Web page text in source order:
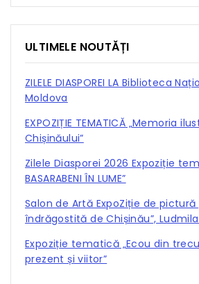
ULTIMELE NOUTĂȚI
ZILELE DIASPOREI LA Biblioteca
Moldova
EXPOZIȚIE TEMATICĂ „Memoria
Chișinăului”
Zilele Diasporei 2026 Expoziție
BASARABENI ÎN LUME”
Salon de Artă ExpoZiție de
îndrăgostită de Chișinău”,
Expoziție tematică „Ecou din
prezent și viitor”